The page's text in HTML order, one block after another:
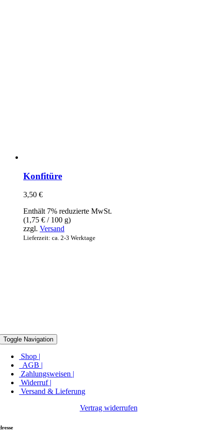
Konfitüre
3,50 €
Enthält 7% reduzierte MwSt.
(1,75 € / 100 g)
zzgl. Versand
Lieferzeit: ca. 2-3 Werktage
Toggle Navigation
Shop |
AGB |
Zahlungsweisen |
Widerruf |
Versand & Lieferung
Vertrag widerrufen